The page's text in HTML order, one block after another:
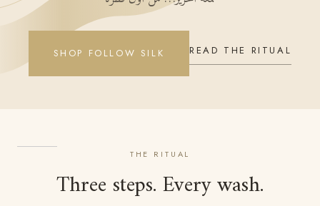
SHOP FOLLOW SILK READ THE RITUAL
THE RITUAL
Three steps. Every wash.